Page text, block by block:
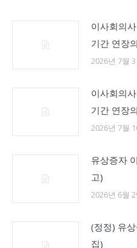
이사회의
기간 연장
2026년 7월
이사회의
기간 연장
2026년 7월
유상증자
고)
2026년 6월
(정정) 유
집)